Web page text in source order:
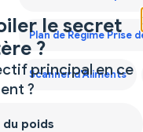
Plan de Régime Prise
Scanner d'Aliments
le secret
?
principal en ce
?
poids